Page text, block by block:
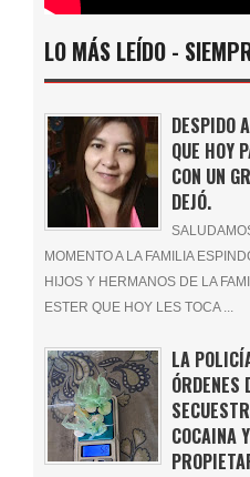
LO MÁS LEÍDO -
DESPIDO
QUE HOY
CON UN
DEJÓ.
MOMENTO A LA FAMILIA
HIJOS Y HERMANOS DE LA
ESTER QUE HOY LES TOCA ...
LA
ÓRDENES
COCAINA